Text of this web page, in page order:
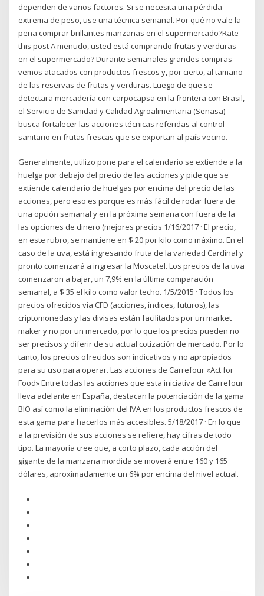
dependen de varios factores. Si se necesita una pérdida
extrema de peso, use una técnica semanal. Por qué no vale la
pena comprar brillantes manzanas en el supermercado?Rate
this post A menudo, usted está comprando frutas y verduras
en el supermercado? Durante semanales grandes compras
vemos atacados con productos frescos y, por cierto, al tamaño
de las reservas de frutas y verduras. Luego de que se
detectara mercadería con carpocapsa en la frontera con Brasil,
el Servicio de Sanidad y Calidad Agroalimentaria (Senasa)
busca fortalecer las acciones técnicas referidas al control
sanitario en frutas frescas que se exportan al país vecino.
Generalmente, utilizo pone para el calendario se extiende a la
huelga por debajo del precio de las acciones y pide que se
extiende calendario de huelgas por encima del precio de las
acciones, pero eso es porque es más fácil de rodar fuera de
una opción semanal y en la próxima semana con fuera de la
las opciones de dinero (mejores precios 1/16/2017 · El precio,
en este rubro, se mantiene en $ 20 por kilo como máximo. En el
caso de la uva, está ingresando fruta de la variedad Cardinal y
pronto comenzará a ingresar la Moscatel. Los precios de la uva
comenzaron a bajar, un 7,9% en la última comparación
semanal, a $ 35 el kilo como valor techo. 1/5/2015 · Todos los
precios ofrecidos vía CFD (acciones, índices, futuros), las
criptomonedas y las divisas están facilitados por un market
maker y no por un mercado, por lo que los precios pueden no
ser precisos y diferir de su actual cotización de mercado. Por lo
tanto, los precios ofrecidos son indicativos y no apropiados
para su uso para operar. Las acciones de Carrefour «Act for
Food» Entre todas las acciones que esta iniciativa de Carrefour
lleva adelante en España, destacan la potenciación de la gama
BIO así como la eliminación del IVA en los productos frescos de
esta gama para hacerlos más accesibles. 5/18/2017 · En lo que
a la previsión de sus acciones se refiere, hay cifras de todo
tipo. La mayoría cree que, a corto plazo, cada acción del
gigante de la manzana mordida se moverá entre 160 y 165
dólares, aproximadamente un 6% por encima del nivel actual.